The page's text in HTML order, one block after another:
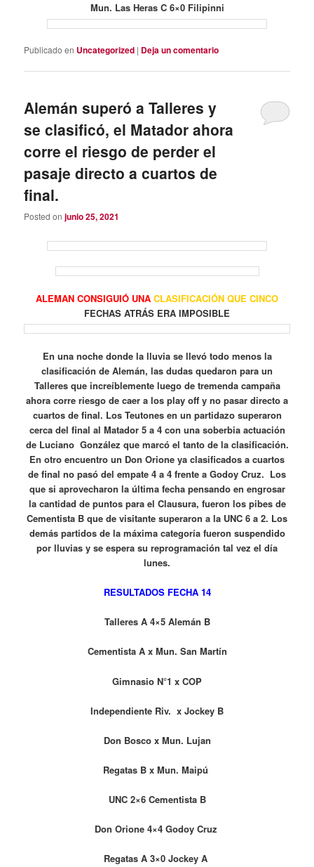
Mun. Las Heras C 6×0 Filipinni
Publicado en Uncategorized | Deja un comentario
Alemán superó a Talleres y
se clasificó, el Matador ahora
corre el riesgo de perder el
pasaje directo a cuartos de
final.
Posted onjunio 25, 2021
ALEMAN CONSIGUIÓ UNA CLASIFICACIÓN QUE CINCO
FECHAS ATRÁS ERA IMPOSIBLE
En una noche donde la lluvia se llevó todo menos la
clasificación de Alemán, las dudas quedaron para un
Talleres que increíblemente luego de tremenda campaña
ahora corre riesgo de caer a los play off y no pasar directo a
cuartos de final. Los Teutones en un partidazo superaron
cerca del final al Matador 5 a 4 con una soberbia actuación
de Luciano González que marcó el tanto de la clasificación.
En otro encuentro un Don Orione ya clasificados a cuartos
de final no pasó del empate 4 a 4 frente a Godoy Cruz. Los
que si aprovecharon la última fecha pensando en engrosar
la cantidad de puntos para el Clausura, fueron los pibes de
Cementista B que de visitante superaron a la UNC 6 a 2. Los
demás partidos de la máxima categoría fueron suspendido
por lluvias y se espera su reprogramación tal vez el día
lunes.
RESULTADOS FECHA 14
Talleres A 4×5 Alemán B
Cementista A x Mun. San Martín
Gimnasio N°1 x COP
Independiente Riv. x Jockey B
Don Bosco x Mun. Lujan
Regatas B x Mun. Maipú
UNC 2×6 Cementista B
Don Orione 4×4 Godoy Cruz
Regatas A 3×0 Jockey A